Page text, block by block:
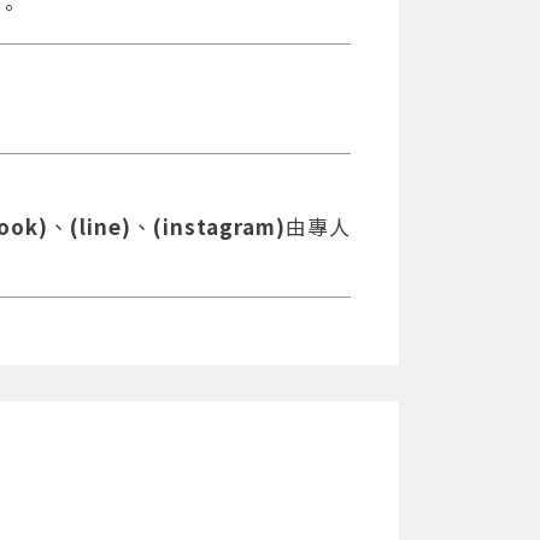
、 (line) 、 (instagram)由專人